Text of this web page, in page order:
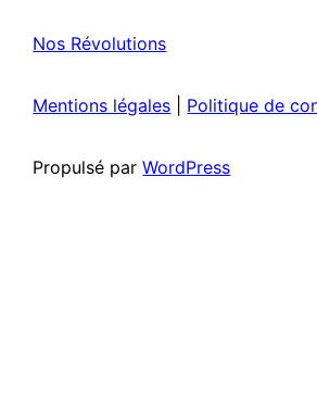
Nos Révolutions
Mentions légales Politique de
Propulsé parWordPress